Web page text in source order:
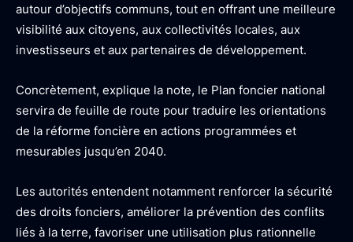
autour d’objectifs communs, tout en offrant une meilleure
visibilité aux citoyens, aux collectivités locales, aux
investisseurs et aux partenaires de développement.
Concrètement, explique la note, le Plan foncier national
servira de feuille de route pour traduire les orientations
de la réforme foncière en actions programmées et
mesurables jusqu’en 2040.
Les autorités entendent notamment renforcer la sécurité
des droits fonciers, améliorer la prévention des conflits
liés à la terre, favoriser une utilisation plus rationnelle